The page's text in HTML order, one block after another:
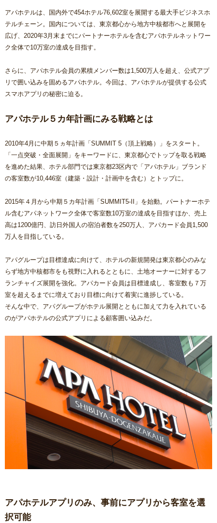
アパホテルは、国内外で454ホテル76,602室を展開する最大手ビジネスホ
テルチェーン。国内については、東京都心から地方中核都市へと展開を
広げ、2020年3月末までにパートナーホテルを含むアパホテルネットワー
ク全体で10万室の達成を目指す。
さらに、アパホテル会員の累積メンバー数は1,500万人を超え、公式アプ
リで囲い込みを固めるアパホテル。今回は、アパホテルが提供する公式
スマホアプリの秘密に迫る。
アパホテル５カ年計画にみる戦略とは
2010年4月に中期５ヵ年計画「SUMMIT 5（頂上戦略）」をスタート。
「一点突破・全面展開」をキーワードに、東京都心でトップを取る戦略
を進めた結果、ホテル部門では東京都23区内で「アパホテル」ブランド
の客室数が10,446室（建築・設計・計画中を含む）とトップに。
2015年４月から中期５カ年計画「SUMMIT5-II」を始動。パートナーホテ
ル含むアパネットワーク全体で客室数10万室の達成を目指すほか、売上
高は1200億円、訪日外国人の宿泊者数を250万人、アパカード会員1,500
万人を目指している。
アパグループは目標達成に向けて、ホテルの新規開発は東京都心のみな
らず地方中核都市をも視野に入れるとともに、土地オーナーに対するフ
ランチャイズ展開を強化。アパカード会員は目標達成し、客室数も７万
室を超えるまでに増えており目標に向けて着実に進捗している。
そんな中で、アパグループがホテル展開とともに加えて力を入れている
のがアパホテルの公式アプリによる顧客囲い込みだ。
アパホテルアプリのみ、事前にアプリから客室を選
択可能